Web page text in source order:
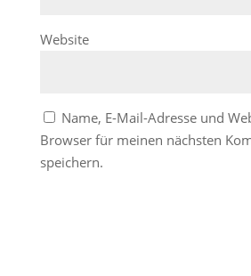
Website
Name, E-Mail-Adresse und
Browser für meinen nächsten
speichern.